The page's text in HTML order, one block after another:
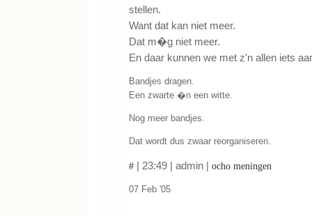
stellen.
Want dat kan niet meer.
Dat m�g niet meer.
En daar kunnen we met z'n allen iets
Bandjes dragen.
Een zwarte �n een witte.
Nog meer bandjes.
Dat wordt dus zwaar reorganiseren.
# | 23:49 | admin | ocho meningen
07 Feb '05